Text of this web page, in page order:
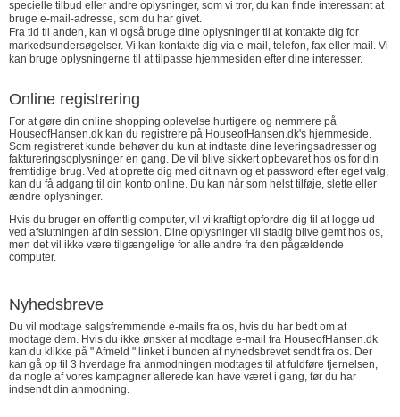
specielle tilbud eller andre oplysninger, som vi tror, ​​du kan finde interessant at
bruge e-mail-adresse, som du har givet.
Fra tid til anden, kan vi også bruge dine oplysninger til at kontakte dig for
markedsundersøgelser. Vi kan kontakte dig via e-mail, telefon, fax eller mail. Vi
kan bruge oplysningerne til at tilpasse hjemmesiden efter dine interesser.
Online registrering
For at gøre din online shopping oplevelse hurtigere og nemmere på
HouseofHansen.dk kan du registrere på HouseofHansen.dk's hjemmeside.
Som registreret kunde behøver du kun at indtaste dine leveringsadresser og
faktureringsoplysninger én gang. De vil blive sikkert opbevaret hos os for din
fremtidige brug. Ved at oprette dig med dit navn og et password efter eget valg,
kan du få adgang til din konto online. Du kan når som helst tilføje, slette eller
ændre oplysninger.
Hvis du bruger en offentlig computer, vil vi kraftigt opfordre dig til at logge ud
ved afslutningen af ​​din session. Dine oplysninger vil stadig blive gemt hos os,
men det vil ikke være tilgængelige for alle andre fra den pågældende
computer.
Nyhedsbreve
Du vil modtage salgsfremmende e-mails fra os, hvis du har bedt om at
modtage dem. Hvis du ikke ønsker at modtage e-mail fra HouseofHansen.dk
kan du klikke på " Afmeld " linket i bunden af nyhedsbrevet sendt fra os. Der
kan gå op til 3 hverdage fra anmodningen modtages til at fuldføre fjernelsen,
da nogle af vores kampagner allerede kan have været i gang, før du har
indsendt din anmodning.